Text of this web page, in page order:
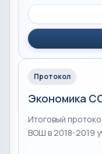
Протокол
Экономика
Итоговый
ВОШ в 2018-2019